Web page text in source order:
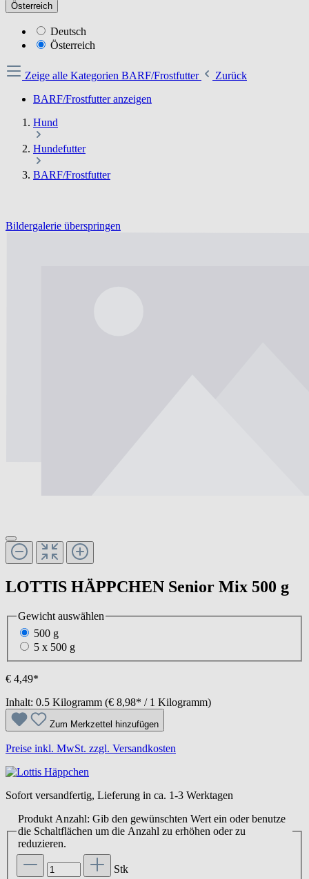
Österreich
Deutsch
Österreich
Zeige alle Kategorien BARF/Frostfutter
Zurück
BARF/Frostfutter anzeigen
Hund
Hundefutter
BARF/Frostfutter
Bildergalerie überspringen
LOTTIS HÄPPCHEN Senior Mix 500 g
Gewicht auswählen
500 g
5 x 500 g
€ 4,49*
Inhalt: 0.5 Kilogramm (€ 8,98* / 1 Kilogramm)
Zum Merkzettel hinzufügen
Preise inkl. MwSt. zzgl. Versandkosten
Sofort versandfertig, Lieferung in ca. 1-3 Werktagen
Produkt Anzahl: Gib den gewünschten Wert ein oder benutze
die Schaltflächen um die Anzahl zu erhöhen oder zu
reduzieren.
Stk